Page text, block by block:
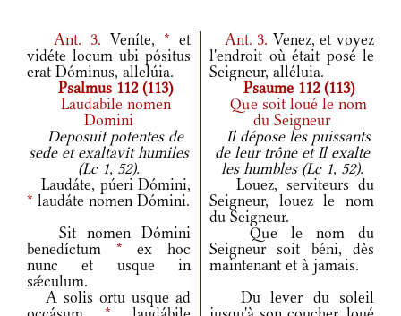
Ant. 3. Veníte, * et
vidéte locum ubi pósitus
erat Dóminus, allelúia.
Ant. 3. Venez, et voyez
l'endroit où était posé le
Seigneur, alléluia.
Psalmus 112 (113)
Psaume 112 (113)
Laudabile nomen
Domini
Que soit loué le nom
du Seigneur
Deposuit potentes de
sede et exaltavit humiles
(Lc 1, 52).
Il dépose les puissants
de leur trône et Il exalte
les humbles (Lc 1, 52).
Laudáte, púeri Dómini,
* laudáte nomen Dómini.
Louez, serviteurs du
Seigneur, louez le nom
du Seigneur.
Sit nomen Dómini
benedíctum * ex hoc
nunc et usque in
sǽculum.
Que le nom du
Seigneur soit béni, dès
maintenant et à jamais.
A solis ortu usque ad
Du lever du soleil